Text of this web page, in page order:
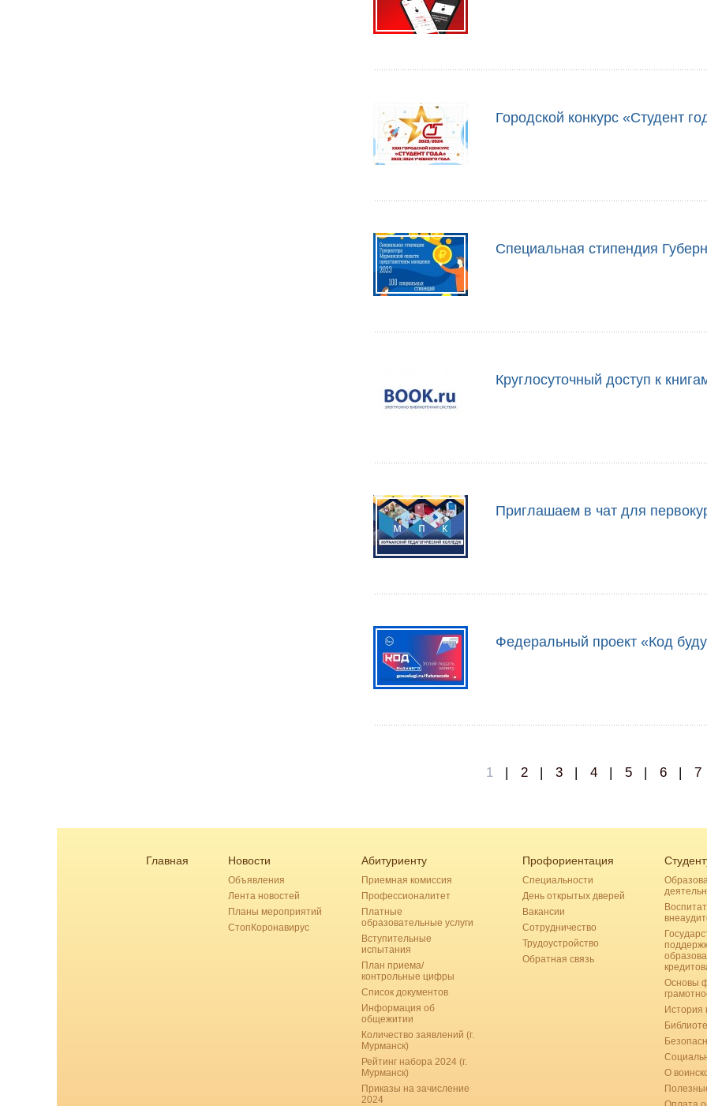
Городской конкурс «Студент
Cпециальная стипендия
Круглосуточный доступ к
Приглашаем в чат для
Федеральный проект «Код
1 | 2 | 3 | 4 | 5 | 6 | 7
Главная Новости
Объявления
Лента новостей
Планы мероприятий
СтопКоронавирус
Абитуриенту
Приемная комиссия
Профессионалитет
Платные
образовательные услуги
Вступительные
испытания
План приема/
контрольные цифры
Список документов
Информация об
общежитии
Количество заявлений (г.
Мурманск)
Рейтинг набора 2024 (г.
Мурманск)
Приказы на зачисление
2024
Профориентация
Специальности
День открытых дверей
Вакансии
Сотрудничество
Трудоустройство
Обратная связь
Основы
История
О